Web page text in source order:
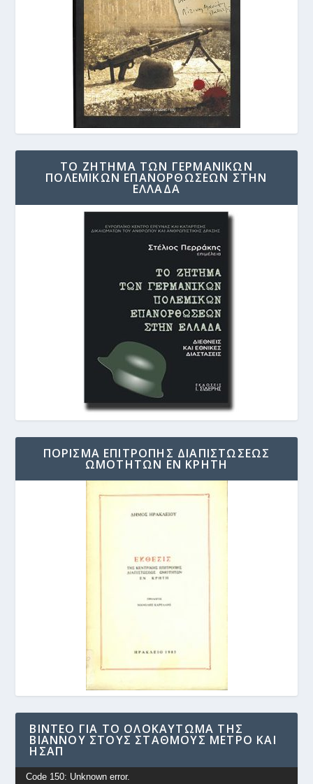
ΤΟ ΖΗΤΗΜΑ ΤΩΝ ΓΕΡΜΑΝΙΚΩΝ
ΠΟΛΕΜΙΚΩΝ ΕΠΑΝΟΡΘΩΣΕΩΝ ΣΤΗΝ
ΕΛΛΑΔΑ
ΠΟΡΙΣΜΑ ΕΠΙΤΡΟΠΗΣ ΔΙΑΠΙΣΤΩΣΕΩΣ
ΩΜΟΤΗΤΩΝ ΕΝ ΚΡΗΤΗ
ΒΊΝΤΕΟ ΓΙΑ ΤΟ ΟΛΟΚΑΎΤΩΜΑ ΤΗΣ
ΒΙΆΝΝΟΥ ΣΤΟΥΣ ΣΤΑΘΜΟΎΣ ΜΕΤΡΟ ΚΑΙ
ΗΣΑΠ
Πρόγραμμα
Code 150: Unknown error.